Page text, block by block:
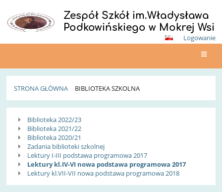
Zespół Szkół im.Władysława
Podkowińskiego w Mokrej Wsi
Logowanie
STRONA GŁÓWNA BIBLIOTEKA SZKOLNA
Biblioteka
szkolna
Biblioteka 2022/23
Biblioteka 2021/22
Biblioteka 2020/21
Zadania biblioteki szkolnej
Lektury I-III podstawa programowa 2017
Lektury kl.IV-VI nowa podstawa programowa 2017
Lektury kl.VII-VII nowa podstawa programowa 2018